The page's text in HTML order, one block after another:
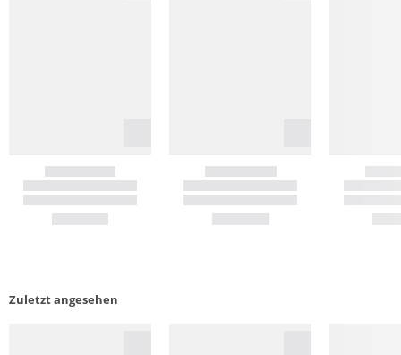
Zuletzt angesehen